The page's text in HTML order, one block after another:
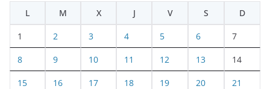
L
M X J V S D
1 2 3 4 5 6 7
8 9 10 11 12 13 14
15 16 17 18 19 20 21